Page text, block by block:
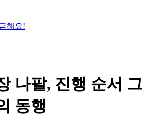
해요!
나팔, 진행 순서 그
동행